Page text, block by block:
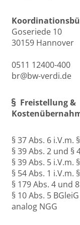
Goseriede 10
30159 Hannover
0511 12400-400
br@bw-verdi.de
Freistellung &
§ 37 Abs. 6 i.V.m.
§ 39 Abs. 2 und §
§ 39 Abs. 5 i.V.m.
§ 54 Abs. 1 i.V.m.
§ 179 Abs. 4 und 8
§ 10 Abs. 5 BGleiG
analog NGG